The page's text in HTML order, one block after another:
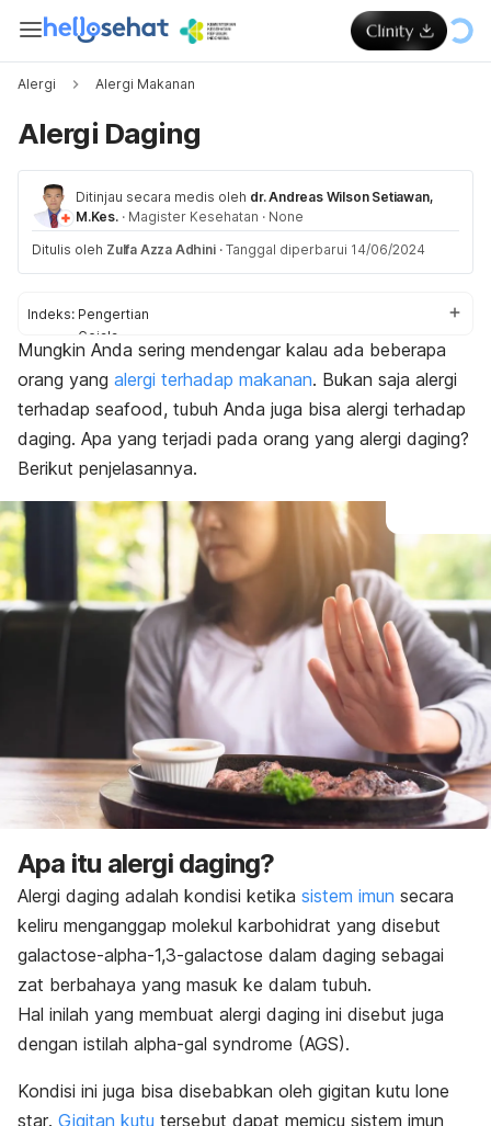
Alergi Alergi Makanan
Alergi Daging
Ditinjau secara medis oleh dr. Andreas Wilson Setiawan,
M.Kes. · Magister Kesehatan · None
Ditulis oleh Zulfa Azza Adhini · Tanggal diperbarui 14/06/2024
Indeks: Pengertian
Gejala
Penyebab
Faktor risiko
Komplikasi
Diagnosis
Pengobatan
Perawatan rumahan
Mungkin Anda sering mendengar kalau ada beberapa
orang yang alergi terhadap makanan. Bukan saja alergi
terhadap seafood, tubuh Anda juga bisa alergi terhadap
daging. Apa yang terjadi pada orang yang alergi daging?
Berikut penjelasannya.
Apa itu alergi daging?
Alergi daging adalah kondisi ketika sistem imun secara
keliru menganggap molekul karbohidrat yang disebut
galactose-alpha-1,3-galactose dalam daging sebagai
zat berbahaya yang masuk ke dalam tubuh.
Hal inilah yang membuat alergi daging ini disebut juga
dengan istilah alpha-gal syndrome (AGS).
Kondisi ini juga bisa disebabkan oleh gigitan kutu lone
star. Gigitan kutu tersebut dapat memicu sistem imun